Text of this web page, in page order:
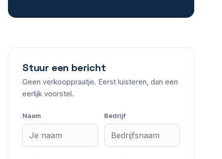
Stuur een bericht
Geen verkooppraatje. Eerst luisteren, dan een
eerlijk voorstel.
Naam Bedrijf